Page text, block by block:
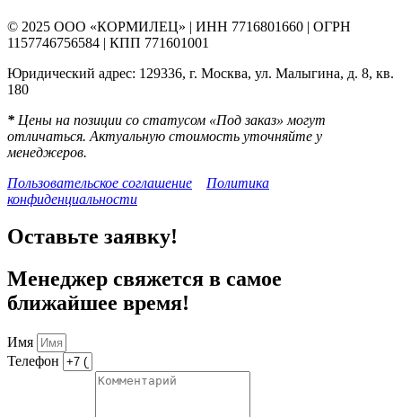
© 2025 ООО «КОРМИЛЕЦ» | ИНН 7716801660 | ОГРН
1157746756584 | КПП 771601001
Юридический адрес: 129336, г. Москва, ул. Малыгина, д. 8, кв.
180
* Цены на позиции со статусом «Под заказ» могут
отличаться. Актуальную стоимость уточняйте у
менеджеров.
Пользовательское соглашение
Политика
конфиденциальности
Оставьте заявку!
Менеджер свяжется в самое
ближайшее время!
Имя
Телефон